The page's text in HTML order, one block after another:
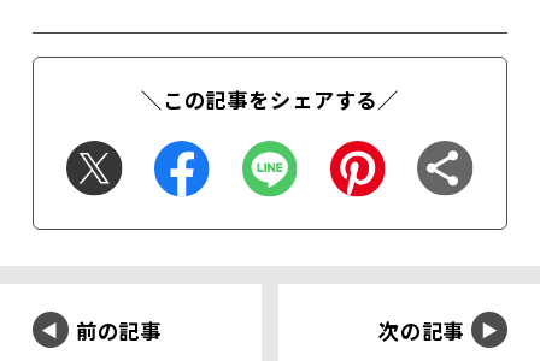
＼この記事をシェアする／
前の記事 次の記事